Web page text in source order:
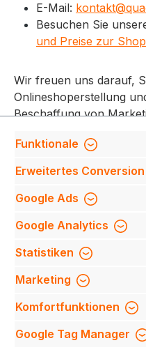
E-Mail:
Besuchen Sie
und Preise zur
Wir freuen uns darauf,
Onlineshoperstellung
Beschaffung von
Funktionale
Erweitertes
Google Ads
Google Analytics
Statistiken
Marketing
Komfortfunktionen
Google Tag Manager